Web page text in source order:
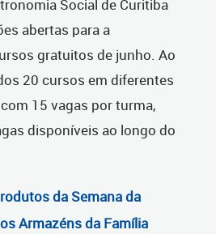
Social de Curitiba
abertas para a
gratuitos de junho. Ao
20 cursos em diferentes
15 vagas por turma,
disponíveis ao longo do
da Semana da
Armazéns da Família